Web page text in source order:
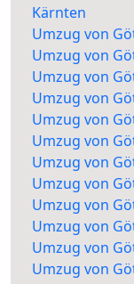
Kärnten
Umzug von
Umzug von
Umzug von
Umzug von
Umzug von
Umzug von
Umzug von
Umzug von
Umzug von
Umzug von
Umzug von
Umzug von